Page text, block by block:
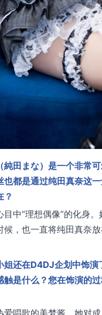
田まな）是一个非常
都是通过纯田真奈这
？
目中“理想偶像”的化身
，也一直将纯田真奈
还在D4DJ企划中饰
是什么？您在饰演的
爱唱歌的美梦酱，她对